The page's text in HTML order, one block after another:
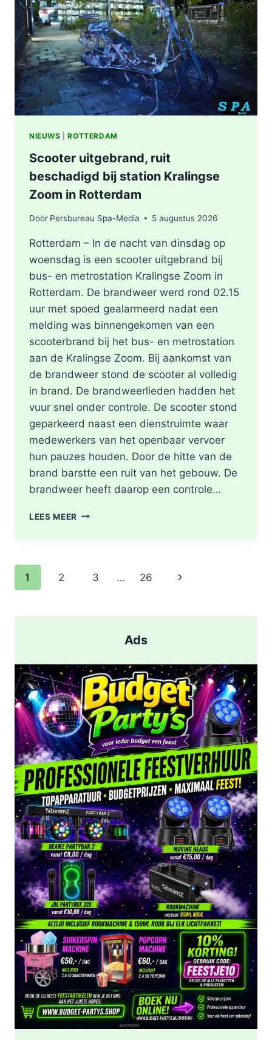
LIEVEN
DE
KEYSTRAAT
IN
ROTTERDAM
NIEUWS |ROTTERDAM
Scooter uitgebrand, ruit
beschadigd bij station Kralingse
Zoom in Rotterdam
Door Persbureau Spa-Media 5 augustus 2026
Rotterdam – In de nacht van dinsdag op
woensdag is een scooter uitgebrand bij
bus- en metrostation Kralingse Zoom in
Rotterdam. De brandweer werd rond 02.15
uur met spoed gealarmeerd nadat een
melding was binnengekomen van een
scooterbrand bij het bus- en metrostation
aan de Kralingse Zoom. Bij aankomst van
de brandweer stond de scooter al volledig
in brand. De brandweerlieden hadden het
vuur snel onder controle. De scooter stond
geparkeerd naast een dienstruimte waar
medewerkers van het openbaar vervoer
hun pauzes houden. Door de hitte van de
brand barstte een ruit van het gebouw. De
brandweer heeft daarop een controle…
LEES MEER SCOOTER
STATION
IN
Paginanavigatie
1 2 3 … 26
Volgende
Ads